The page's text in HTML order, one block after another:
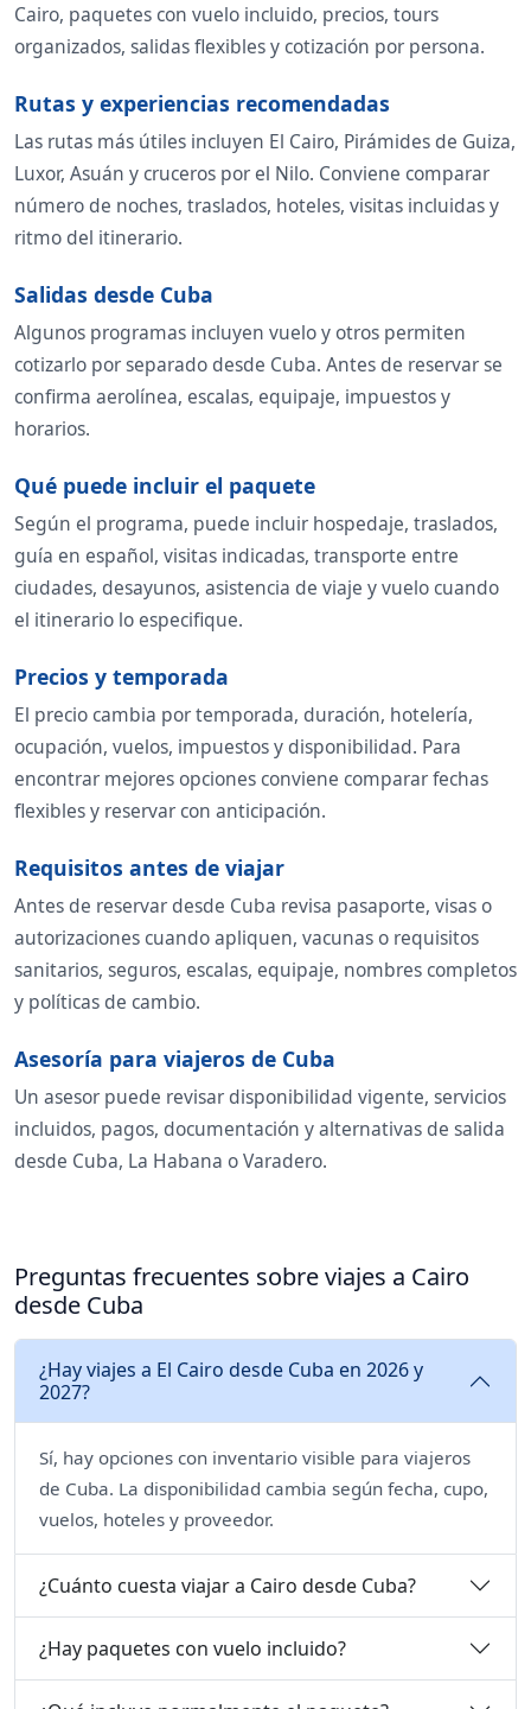
Cairo, paquetes con vuelo incluido, precios, tours
organizados, salidas flexibles y cotización por persona.
Rutas y experiencias recomendadas
Las rutas más útiles incluyen El Cairo, Pirámides de Guiza,
Luxor, Asuán y cruceros por el Nilo. Conviene comparar
número de noches, traslados, hoteles, visitas incluidas y
ritmo del itinerario.
Salidas desde Cuba
Algunos programas incluyen vuelo y otros permiten
cotizarlo por separado desde Cuba. Antes de reservar se
confirma aerolínea, escalas, equipaje, impuestos y
horarios.
Qué puede incluir el paquete
Según el programa, puede incluir hospedaje, traslados,
guía en español, visitas indicadas, transporte entre
ciudades, desayunos, asistencia de viaje y vuelo cuando
el itinerario lo especifique.
Precios y temporada
El precio cambia por temporada, duración, hotelería,
ocupación, vuelos, impuestos y disponibilidad. Para
encontrar mejores opciones conviene comparar fechas
flexibles y reservar con anticipación.
Requisitos antes de viajar
Antes de reservar desde Cuba revisa pasaporte, visas o
autorizaciones cuando apliquen, vacunas o requisitos
sanitarios, seguros, escalas, equipaje, nombres completos
y políticas de cambio.
Asesoría para viajeros de Cuba
Un asesor puede revisar disponibilidad vigente, servicios
incluidos, pagos, documentación y alternativas de salida
desde Cuba, La Habana o Varadero.
Preguntas frecuentes sobre viajes a Cairo
desde Cuba
¿Hay viajes a El Cairo desde Cuba en 2026 y
2027?
Sí, hay opciones con inventario visible para viajeros
de Cuba. La disponibilidad cambia según fecha, cupo,
vuelos, hoteles y proveedor.
¿Cuánto cuesta viajar a Cairo desde Cuba?
¿Hay paquetes con vuelo incluido?